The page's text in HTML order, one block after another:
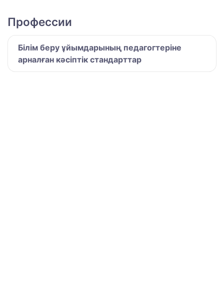
Профессии
Білім беру ұйымдарының педагогтеріне
арналған кәсіптік стандарттар